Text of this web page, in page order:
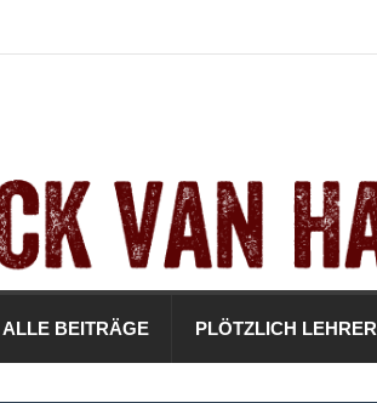
ALLE BEITRÄGE PLÖTZLICH LEHRER